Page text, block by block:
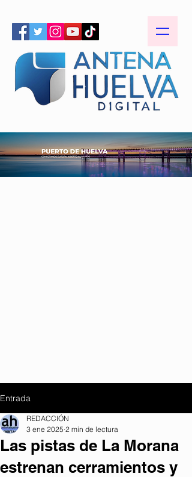
Entrada
Las pistas de La Morana
estrenan cerramientos y
REDACCIÓN
3 ene 2025 2 min de lectura